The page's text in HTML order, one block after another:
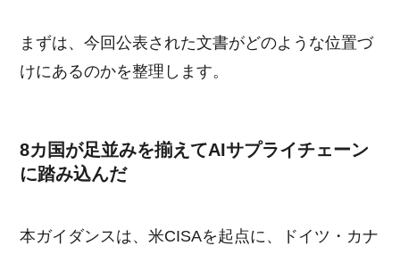
まずは、今回公表された文書がどのような位置づ
けにあるのかを整理します。
8カ国が足並みを揃えてAIサプライチェーン
に踏み込んだ
本ガイダンスは、米CISAを起点に、ドイツ・カナ